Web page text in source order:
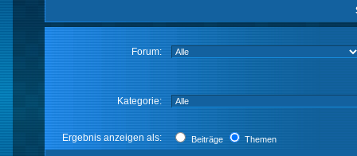
Forum:
Kategorie:
Ergebnis anzeigen als: Beiträge Themen